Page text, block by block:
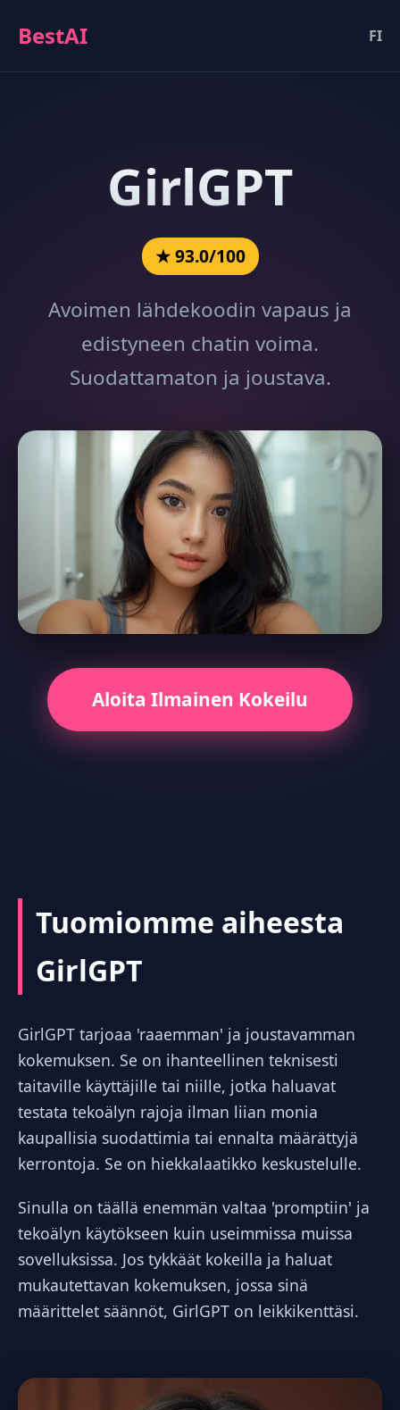
BestAI FI
GirlGPT
★ 93.0/100
Avoimen lähdekoodin vapaus ja
edistyneen chatin voima.
Suodattamaton ja joustava.
Aloita Ilmainen Kokeilu
Tuomiomme aiheesta
GirlGPT
GirlGPT tarjoaa 'raaemman' ja joustavamman
kokemuksen. Se on ihanteellinen teknisesti
taitaville käyttäjille tai niille, jotka haluavat
testata tekoälyn rajoja ilman liian monia
kaupallisia suodattimia tai ennalta määrättyjä
kerrontoja. Se on hiekkalaatikko keskustelulle.
Sinulla on täällä enemmän valtaa 'promptiin' ja
tekoälyn käytökseen kuin useimmissa muissa
sovelluksissa. Jos tykkäät kokeilla ja haluat
mukautettavan kokemuksen, jossa sinä
määrittelet säännöt, GirlGPT on leikkikenttäsi.